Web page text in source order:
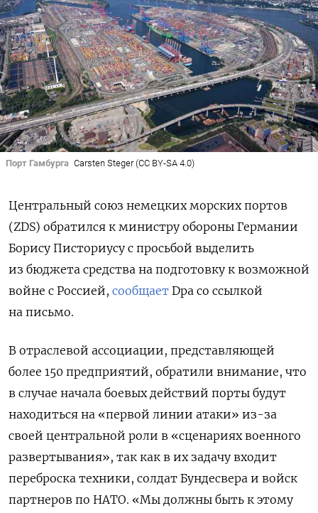
Порт Гамбурга Carsten Steger (CC BY-SA 4.0)
Центральный союз немецких морских портов
(ZDS) обратился к министру обороны Германии
Борису Писториусу с просьбой выделить
из бюджета средства на подготовку к возможной
войне с Россией, сообщает Dpa со ссылкой
на письмо.
В отраслевой ассоциации, представляющей
более 150 предприятий, обратили внимание, что
в случае начала боевых действий порты будут
находиться на «первой линии атаки» из-за
своей центральной роли в «сценариях военного
развертывания», так как в их задачу входит
переброска техники, солдат Бундесвера и войск
партнеров по НАТО. «Мы должны быть к этому